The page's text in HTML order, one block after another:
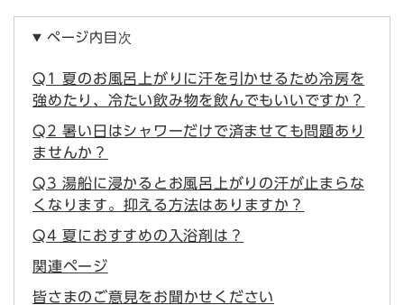
ページ内目次
Q1 夏のお風呂上がりに汗を引かせるため冷房を
強めたり、冷たい飲み物を飲んでもいいですか？
Q2 暑い日はシャワーだけで済ませても問題あり
ませんか？
Q3 湯船に浸かるとお風呂上がりの汗が止まらな
くなります。抑える方法はありますか？
Q4 夏におすすめの入浴剤は？
関連ページ
皆さまのご意見をお聞かせください